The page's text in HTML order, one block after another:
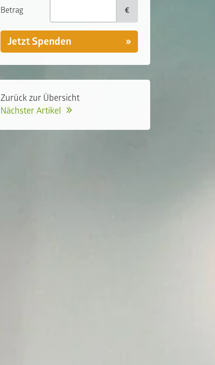
Betrag €
Jetzt Spenden
Zurück zur Übersicht
Nächster Artikel